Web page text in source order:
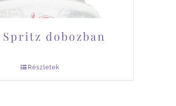
dobozban
Részletek